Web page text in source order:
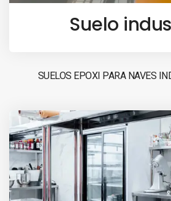
Suelo
SUELOS EPOXI PARA NAVES